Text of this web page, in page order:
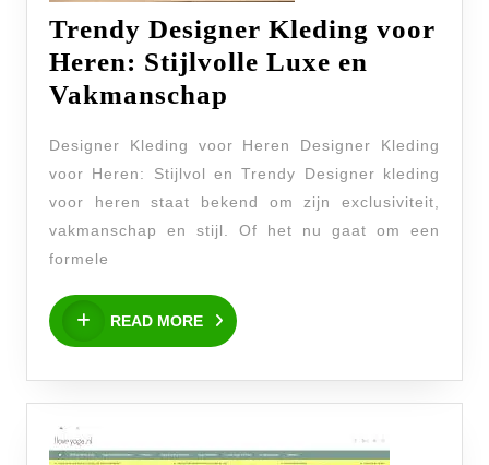
Trendy Designer Kleding voor
Heren: Stijlvolle Luxe en
Vakmanschap
Kleding
voor
Heren:
en
Designer Kleding voor Heren Designer Kleding
voor Heren: Stijlvol en Trendy Designer kleding
voor heren staat bekend om zijn exclusiviteit,
vakmanschap en stijl. Of het nu gaat om een
formele
READ MORE
READ
MORE